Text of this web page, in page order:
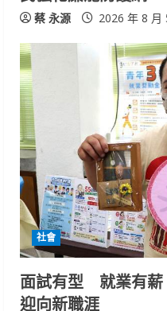
蔡 永源 2026 年 8 月
社會
面試有型 就業有
迎向新職涯